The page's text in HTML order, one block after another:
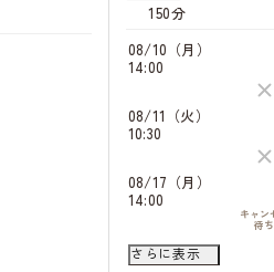
150分
08/10（月）
14:00
08/11（火）
10:30
08/17（月）
14:00
キャン
待ち
08/18（火）
10:30
さらに表示